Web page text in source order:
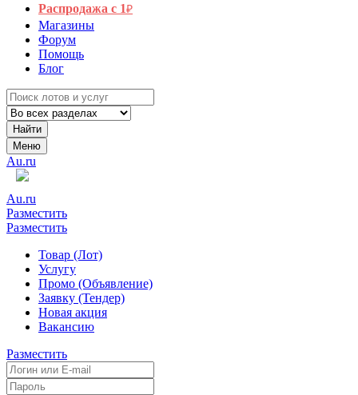
Распродажа с 1₽
Магазины
Форум
Помощь
Блог
Найти
Меню
Au.ru
Au.ru
Разместить
Разместить
Товар (Лот)
Услугу
Промо (Объявление)
Заявку (Тендер)
Новая акция
Вакансию
Разместить